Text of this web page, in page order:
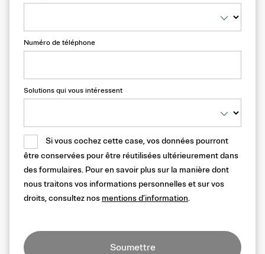
Numéro de téléphone
Solutions qui vous intéressent
Si vous cochez cette case, vos données pourront
être conservées pour être réutilisées ultérieurement dans
des formulaires. Pour en savoir plus sur la manière dont
nous traitons vos informations personnelles et sur vos
droits, consultez nos mentions d’information.
Soumettre